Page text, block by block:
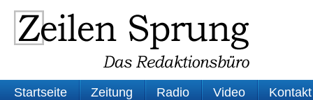
Startseite Zeitung Radio Video Kontakt